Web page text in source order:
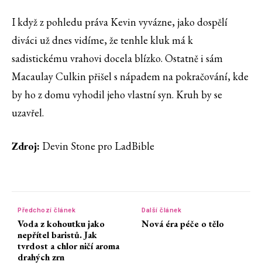
I když z pohledu práva Kevin vyvázne, jako dospělí
diváci už dnes vidíme, že tenhle kluk má k
sadistickému vrahovi docela blízko. Ostatně i sám
Macaulay Culkin přišel s nápadem na pokračování, kde
by ho z domu vyhodil jeho vlastní syn. Kruh by se
uzavřel.
Zdroj: Devin Stone pro LadBible
Předchozí článek
Voda z kohoutku jako
nepřítel baristů. Jak
tvrdost a chlor ničí aroma
drahých zrn
Další článek
Nová éra péče o tělo